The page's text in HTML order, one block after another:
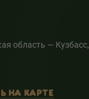
область —
НА КАРТЕ